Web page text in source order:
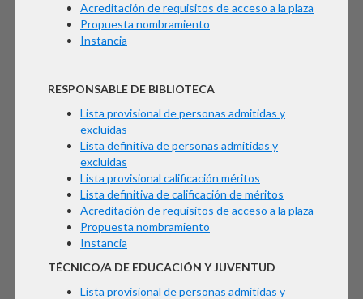
Acreditación de requisitos de acceso a la plaza
Propuesta nombramiento
Instancia
RESPONSABLE DE BIBLIOTECA
Lista provisional de personas admitidas y
excluidas
Lista definitiva de personas admitidas y
excluidas
Lista provisional calificación méritos
Lista definitiva de calificación de méritos
Acreditación de requisitos de acceso a la plaza
Propuesta nombramiento
Instancia
TÉCNICO/A DE EDUCACIÓN Y JUVENTUD
Lista provisional de personas admitidas y